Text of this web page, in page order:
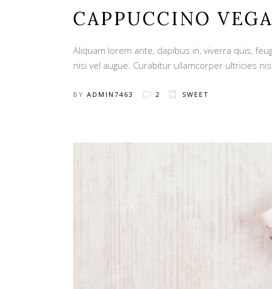
CAPPUCCINO
Aliquam lorem ante, dapibus in, viverra quis,
nisi vel augue. Curabitur ullamcorper ultricies
BY ADMIN7463 2 SWEET